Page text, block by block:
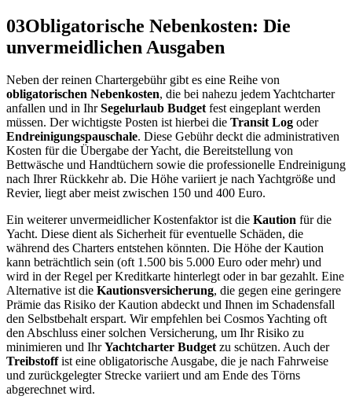
03Obligatorische Nebenkosten: Die
unvermeidlichen Ausgaben
Neben der reinen Chartergebühr gibt es eine Reihe von
obligatorischen Nebenkosten, die bei nahezu jedem Yachtcharter
anfallen und in IhrSegelurlaub Budgetfest eingeplant werden
müssen. Der wichtigste Posten ist hierbei die Transit Log oder
Endreinigungspauschale. Diese Gebühr deckt die administrativen
Kosten für die Übergabe der Yacht, die Bereitstellung von
Bettwäsche und Handtüchern sowie die professionelle Endreinigung
nach Ihrer Rückkehr ab. Die Höhe variiert je nach Yachtgröße und
Revier, liegt aber meist zwischen 150 und 400 Euro.
Ein weiterer unvermeidlicher Kostenfaktor ist die Kaution für die
Yacht. Diese dient als Sicherheit für eventuelle Schäden, die
während des Charters entstehen könnten. Die Höhe der Kaution
kann beträchtlich sein (oft 1.500 bis 5.000 Euro oder mehr) und
wird in der Regel per Kreditkarte hinterlegt oder in bar gezahlt. Eine
Alternative ist die Kautionsversicherung, die gegen eine geringere
Prämie das Risiko der Kaution abdeckt und Ihnen im Schadensfall
den Selbstbehalt erspart. Wir empfehlen bei Cosmos Yachting oft
den Abschluss einer solchen Versicherung, um Ihr Risiko zu
minimieren und IhrYachtcharter Budgetzu schützen. Auch der
Treibstoffist eine obligatorische Ausgabe, die je nach Fahrweise
und zurückgelegter Strecke variiert und am Ende des Törns
abgerechnet wird.